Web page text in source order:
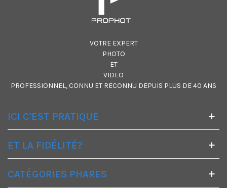
VOTRE EXPERT
PHOTO
ET
VIDEO
PROFESSIONNEL, CONNU ET RECONNU DEPUIS PLUS DE 40 ANS
ICI C'EST PRATIQUE
ET LA FIDÉLITÉ?
CATÉGORIES PHARES